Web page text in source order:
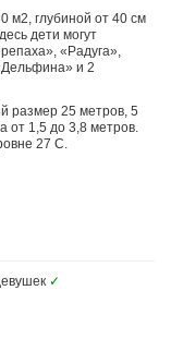
м2, глубиной от 40 см
дети могут
«Радуга»,
и 2
размер 25 метров, 5
от 1,5 до 3,8 метров.
27 С.
✓